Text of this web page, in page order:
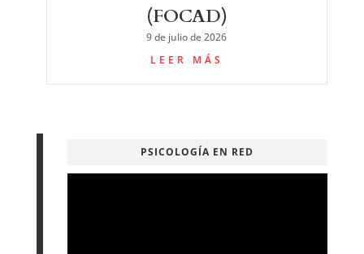
(FOCAD)
9 de julio de 2026
LEER MÁS
PSICOLOGÍA EN RED